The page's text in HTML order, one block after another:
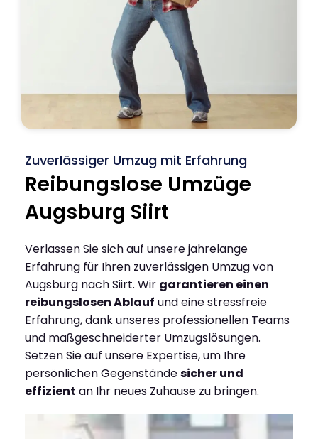
Zuverlässiger Umzug mit Erfahrung
Reibungslose Umzüge
Augsburg Siirt
Verlassen Sie sich auf unsere jahrelange
Erfahrung für Ihren zuverlässigen Umzug von
Augsburg nach Siirt. Wir garantieren einen
reibungslosen Ablauf und eine stressfreie
Erfahrung, dank unseres professionellen Teams
und maßgeschneiderter Umzugslösungen.
Setzen Sie auf unsere Expertise, um Ihre
persönlichen Gegenständesicher und
effizient an Ihr neues Zuhause zu bringen.